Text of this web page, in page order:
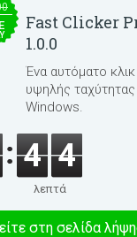
Fast Clicker
1.0.0
Ένα αυτόματο κλικ
υψηλής ταχύτητας
Windows.
4 4
λεπτά
στη σελίδα